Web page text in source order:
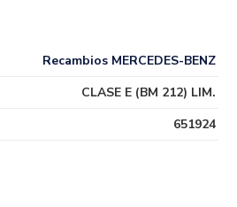
Recambios MERCEDES-BENZ
CLASE E (BM 212) LIM.
651924